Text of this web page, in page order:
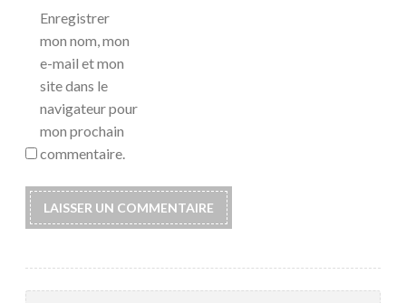
Enregistrer
mon nom, mon
e-mail et mon
site dans le
navigateur pour
mon prochain
commentaire.